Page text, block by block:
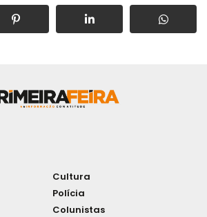
Cultura
Polícia
Colunistas